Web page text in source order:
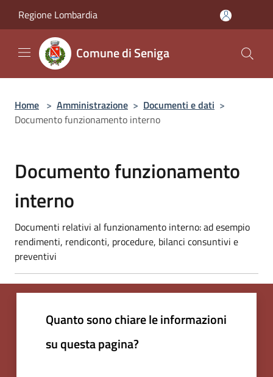
Regione Lombardia
Comune di Seniga
Home > Amministrazione > Documenti e dati >
Documento funzionamento interno
Documento funzionamento
interno
Documenti relativi al funzionamento interno: ad esempio
rendimenti, rendiconti, procedure, bilanci consuntivi e
preventivi
Quanto sono chiare le informazioni
su questa pagina?